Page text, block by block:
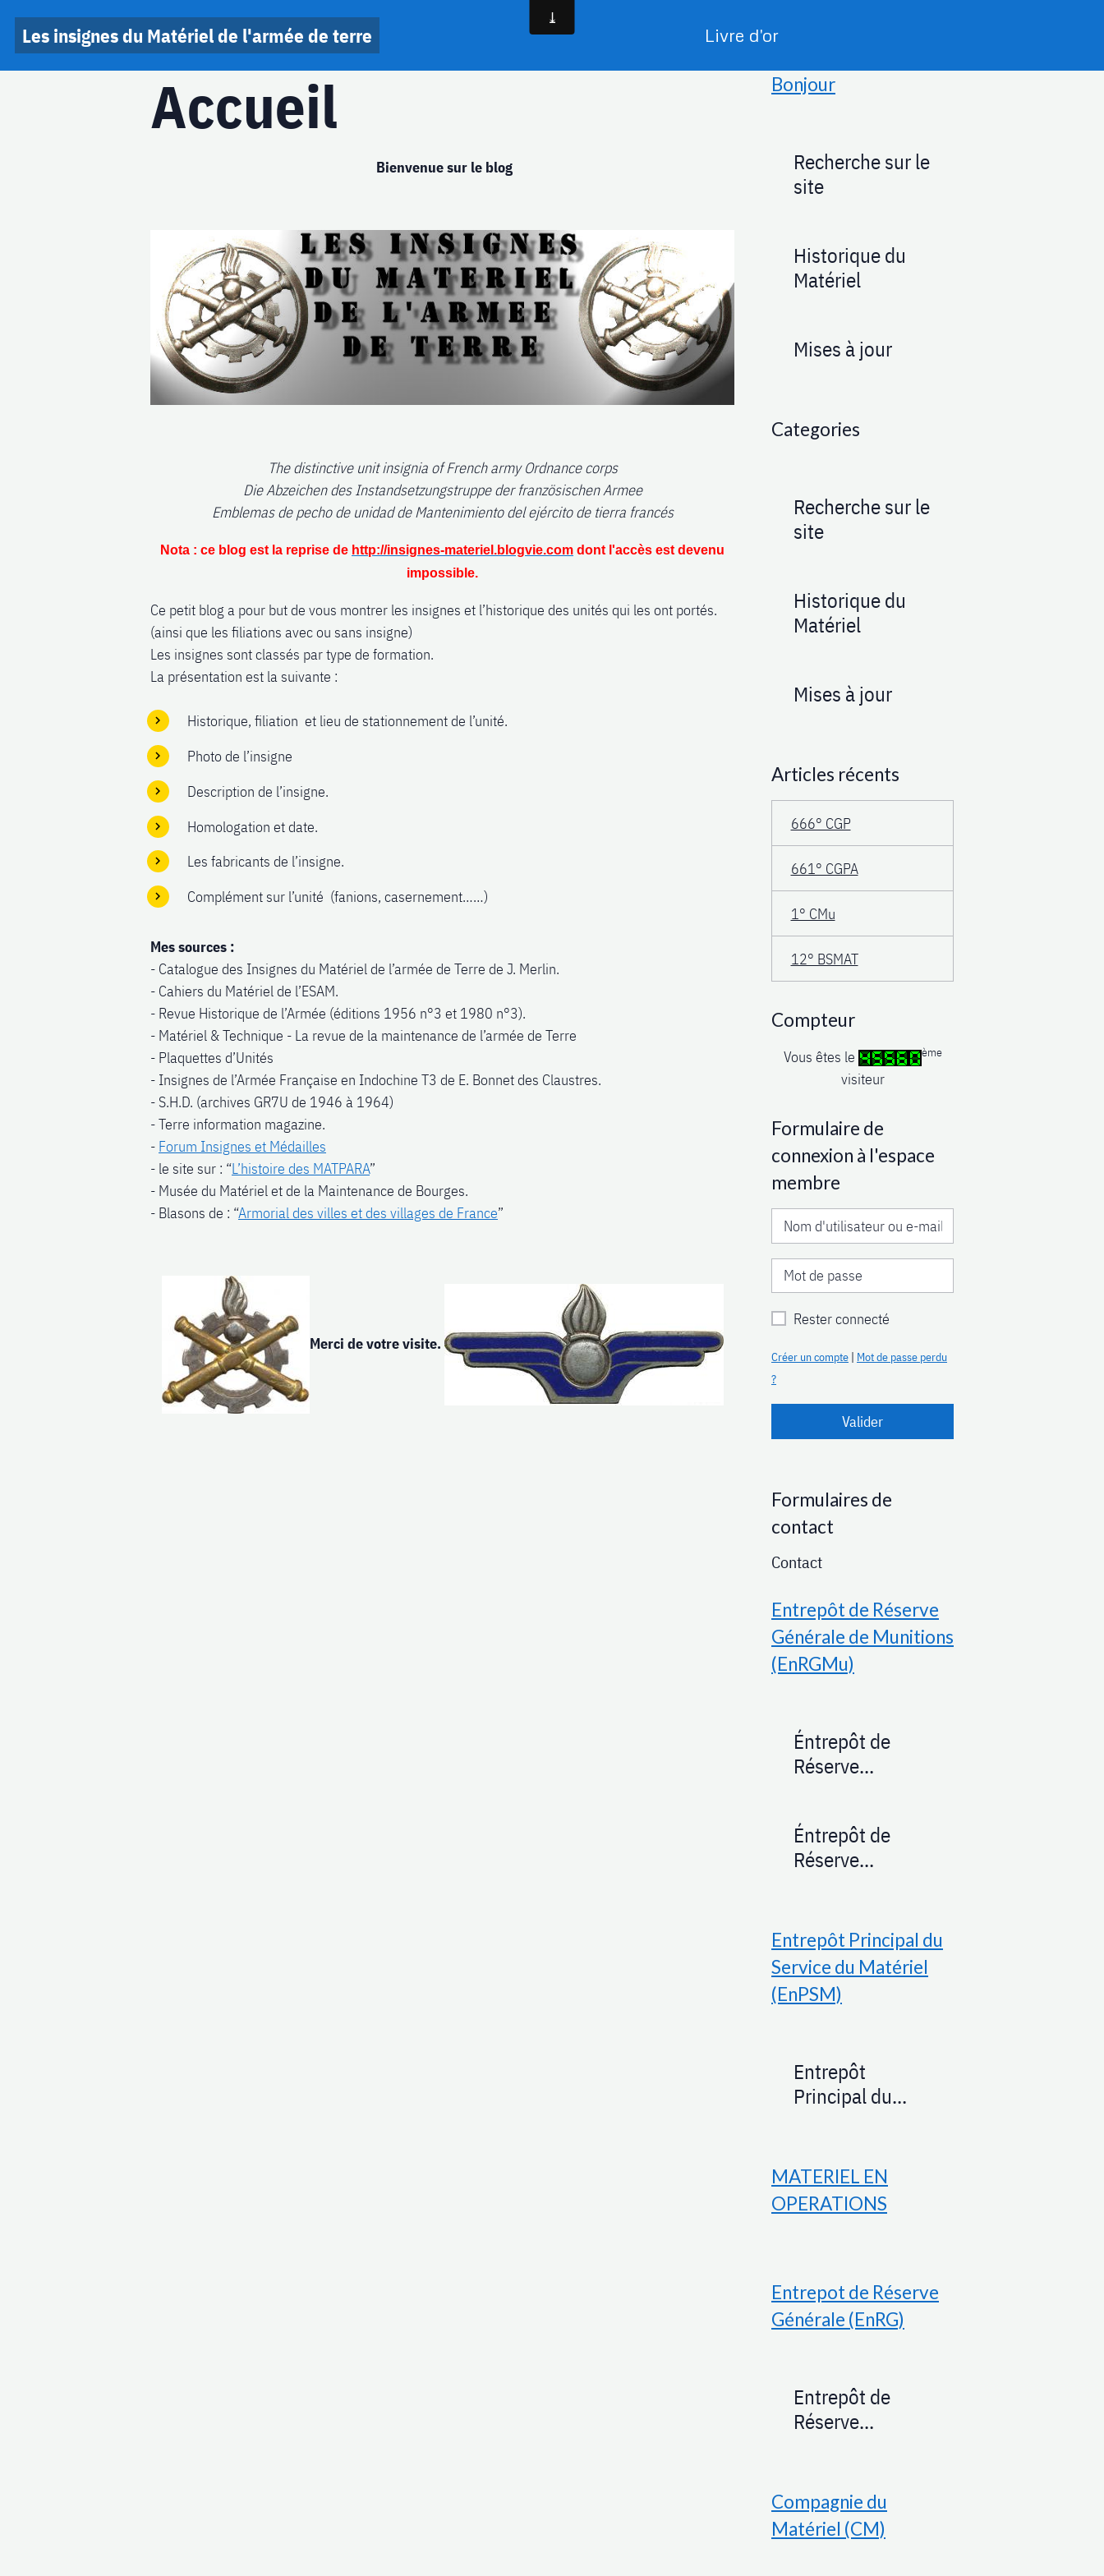
Les insignes du Matériel de l'armée de terre Livre d'or
Accueil
Bienvenue sur le blog
The distinctive unit insignia of French army Ordnance corps
Die Abzeichen des Instandsetzungstruppe der französischen Armee
Emblemas de pecho de unidad de Mantenimiento del ejército de tierra francés
Nota : ce blog est la reprise de http://insignes-materiel.blogvie.com dont l'accès est devenu
impossible.
Ce petit blog a pour but de vous montrer les insignes et l’historique des unités qui les ont portés.
(ainsi que les filiations avec ou sans insigne)
Les insignes sont classés par type de formation.
La présentation est la suivante :
Historique, filiation et lieu de stationnement de l’unité.
Photo de l’insigne
Description de l’insigne.
Homologation et date.
Les fabricants de l’insigne.
Complément sur l’unité (fanions, casernement……)
Mes sources :
- Catalogue des Insignes du Matériel de l’armée de Terre de J. Merlin.
- Cahiers du Matériel de l’ESAM.
- Revue Historique de l’Armée (éditions 1956 n°3 et 1980 n°3).
- Matériel & Technique - La revue de la maintenance de l’armée de Terre
- Plaquettes d’Unités
- Insignes de l’Armée Française en Indochine T3 de E. Bonnet des Claustres.
- S.H.D. (archives GR7U de 1946 à 1964)
- Terre information magazine.
- Forum Insignes et Médailles
- le site sur : “L’histoire des MATPARA”
- Musée du Matériel et de la Maintenance de Bourges.
- Blasons de : “Armorial des villes et des villages de France”
Merci de votre visite.
Bonjour
Recherche sur le
site
Historique du
Matériel
Mises à jour
Categories
Recherche sur le
site
Historique du
Matériel
Mises à jour
Articles récents
666° CGP
661° CGPA
1° CMu
12° BSMAT
Compteur
Vous êtes le ème
visiteur
Formulaire de
connexion à l'espace
membre
Rester connecté
Créer un compte | Mot de passe perdu
?
Valider
Formulaires de
contact
Contact
Entrepôt de Réserve
Générale de Munitions
(EnRGMu)
Éntrepôt de
Réserve
Leyment
(EnRGMu) -
Éntrepôt de
Réserve
Thouars
(EnRGMu) -
1944
Entrepôt Principal du
Service du Matériel
(EnPSM)
Entrepôt
Principal du
Leyment
(EnPSM) - 1944
MATERIEL EN
OPERATIONS
Entrepot de Réserve
Générale (EnRG)
Entrepôt de
Réserve
(EnRG-OP)
Compagnie du
Matériel (CM)